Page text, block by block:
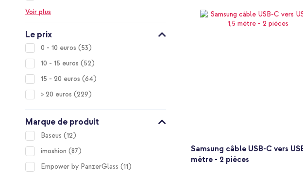
Samsung câble USB-C vers
mètre - 2 pièces
Voir plus
Le prix
0 - 10 euros 53
items
10 - 15 euros
52
items
15 - 20 euros
64
items
> 20 euros
229
items
Marque de produit
Baseus 12
items
imoshion
87
items
Empower by PanzerGlass
11
items